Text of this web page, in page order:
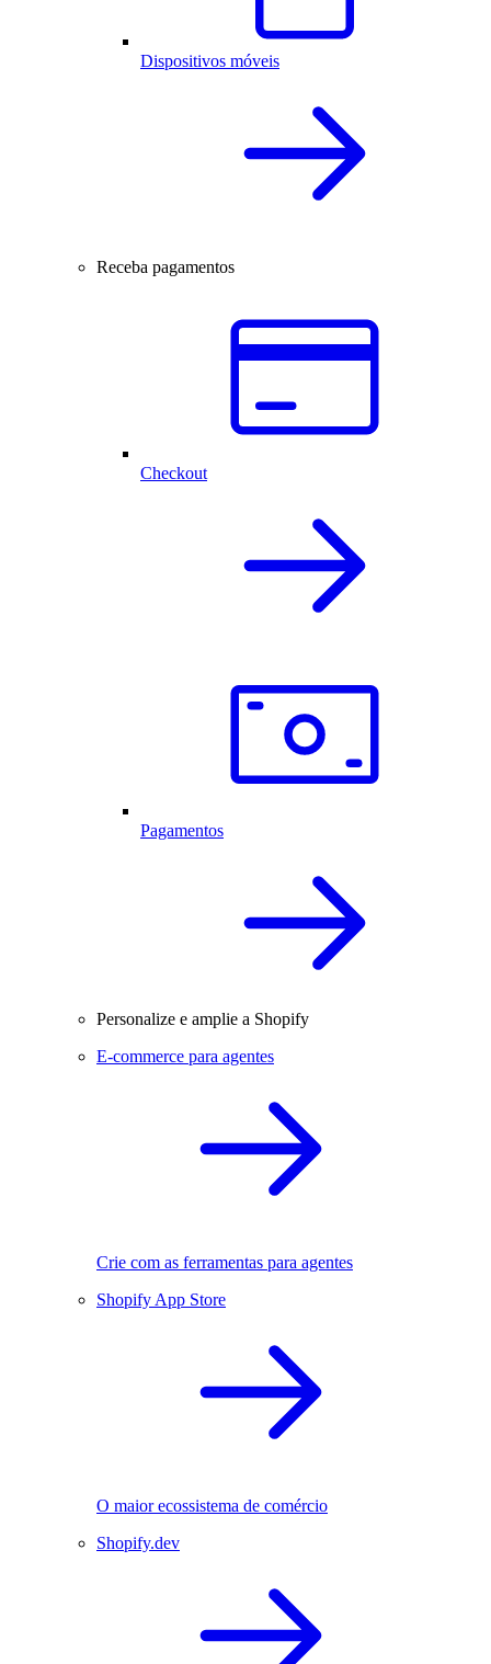
Dispositivos móveis
Receba pagamentos
Checkout
Pagamentos
Personalize e amplie a Shopify
E-commerce para agentes
Crie com as ferramentas para agentes
Shopify App Store
O maior ecossistema de comércio
Shopify.dev